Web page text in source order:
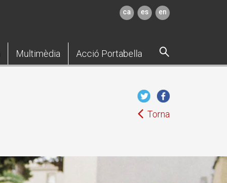
ca es en
Multimèdia Acció Portabella
Torna